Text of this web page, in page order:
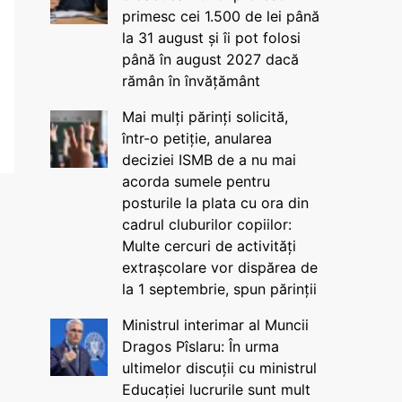
primesc cei 1.500 de lei până
la 31 august și îi pot folosi
până în august 2027 dacă
rămân în învățământ
Mai mulți părinți solicită,
într-o petiție, anularea
deciziei ISMB de a nu mai
acorda sumele pentru
posturile la plata cu ora din
cadrul cluburilor copiilor:
Multe cercuri de activități
extrașcolare vor dispărea de
la 1 septembrie, spun părinții
Ministrul interimar al Muncii
Dragos Pîslaru: În urma
ultimelor discuții cu ministrul
Educației lucrurile sunt mult